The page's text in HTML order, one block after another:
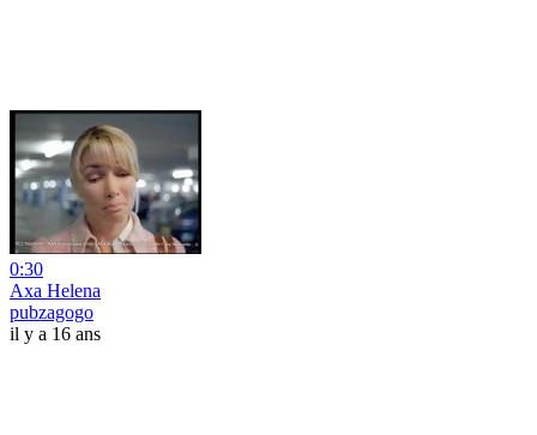
0:30
Axa Helena
pubzagogo
il y a 16 ans